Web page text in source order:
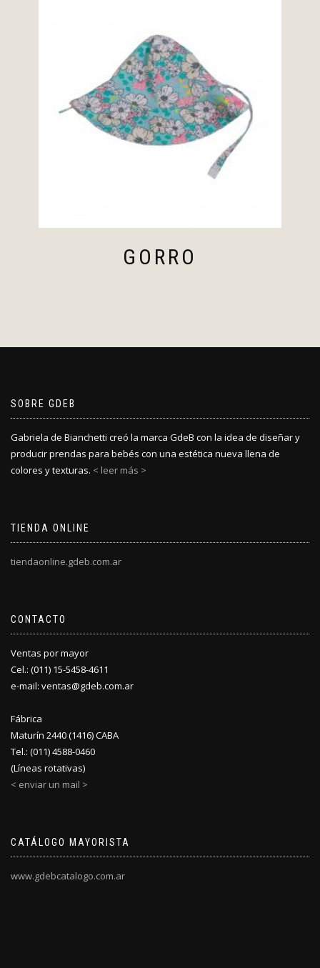
GORRO
SOBRE GDEB
Gabriela de Bianchetti creó la marca GdeB con la idea de diseñar y
producir prendas para bebés con una estética nueva llena de
colores y texturas. < leer más >
TIENDA ONLINE
tiendaonline.gdeb.com.ar
CONTACTO
Ventas por mayor
Cel.: (011) 15-5458-4611
e-mail: ventas@gdeb.com.ar
Fábrica
Maturín 2440 (1416) CABA
Tel.: (011) 4588-0460
(Líneas rotativas)
< enviar un mail >
CATÁLOGO MAYORISTA
www.gdebcatalogo.com.ar